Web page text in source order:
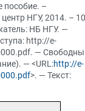
пособие. –
НГУ, 2014. –
НБ НГУ. —
http://e-
—
— <URL:http://e-
>. — Текст: